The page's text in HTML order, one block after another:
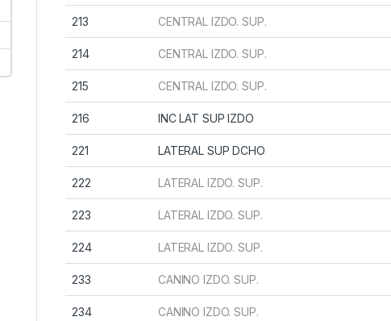
213 CENTRAL IZDO. SUP.
214 CENTRAL IZDO. SUP.
215 CENTRAL IZDO. SUP.
216 INC LAT SUP IZDO
221 LATERAL SUP DCHO
222 LATERAL IZDO. SUP.
223 LATERAL IZDO. SUP.
224 LATERAL IZDO. SUP.
233 CANINO IZDO. SUP.
234 CANINO IZDO. SUP.